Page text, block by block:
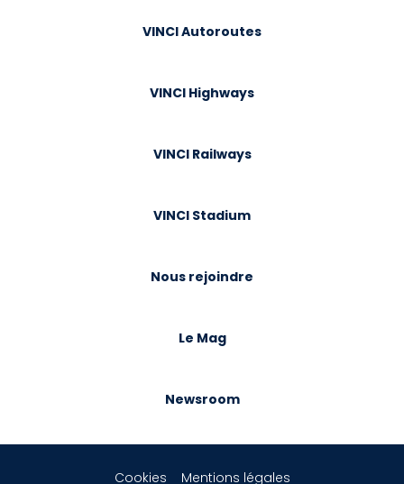
VINCI Autoroutes
VINCI Highways
VINCI Railways
VINCI Stadium
Nous rejoindre
Le Mag
Newsroom
Cookies Mentions légales